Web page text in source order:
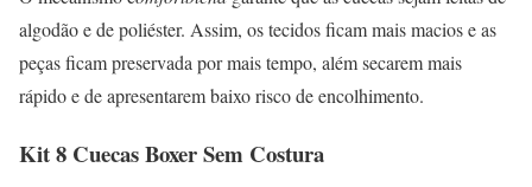
algodão e de poliéster. Assim, os tecidos ficam mais macios e as
peças ficam preservada por mais tempo, além secarem mais
rápido e de apresentarem baixo risco de encolhimento.
Kit 8 Cuecas Boxer Sem Costura